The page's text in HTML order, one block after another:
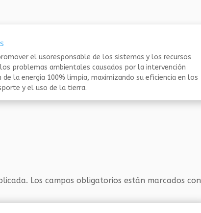
el usoresponsable de los sistemas y los recursos
problemas ambientales causados por la intervención
la energía 100% limpia, maximizando su eficiencia en los
y el uso de la tierra.
Los campos obligatorios están marcados con